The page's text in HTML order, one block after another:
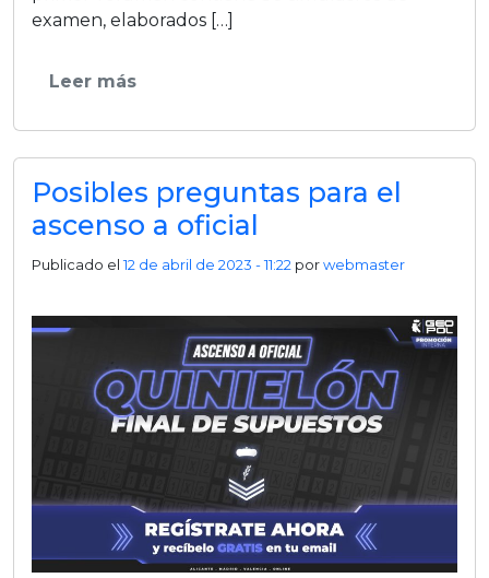
examen, elaborados […]
Leer más
Posibles preguntas para el
ascenso a oficial
Publicado el12 de abril de 2023 - 11:22 porwebmaster